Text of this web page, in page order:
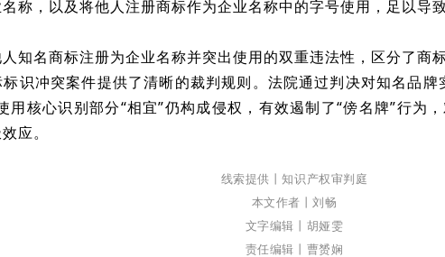
称，以及将他人注册商标作为企业名称中的字号使用，足以导
知名商标注册为企业名称并突出使用的双重违法性，区分了商
识冲突案件提供了清晰的裁判规则。法院通过判决对知名品
用核心识别部分“相宜”仍构成侵权，有效遏制了“傍名牌”行为
应。
线索提供 丨知识产权审判庭
本文作者 丨刘畅
文字编辑
胡娅雯
责任编辑 丨曹赟娴